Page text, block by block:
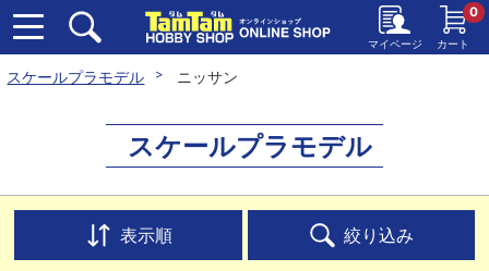
マイページ カート
0
スケールプラモデル ニッサン
スケールプラモデル
表示順 絞り込み